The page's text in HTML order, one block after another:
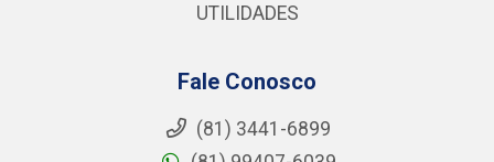
UTILIDADES
Fale Conosco
(81) 3441-6899